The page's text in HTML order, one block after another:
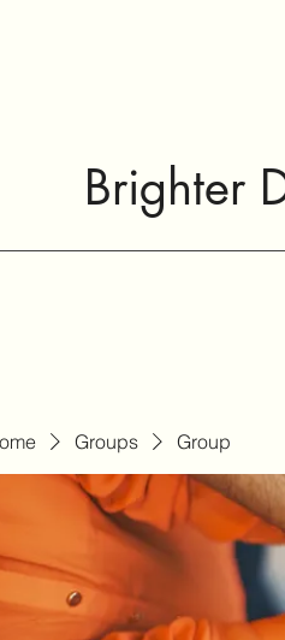
Brighter
Groups Group